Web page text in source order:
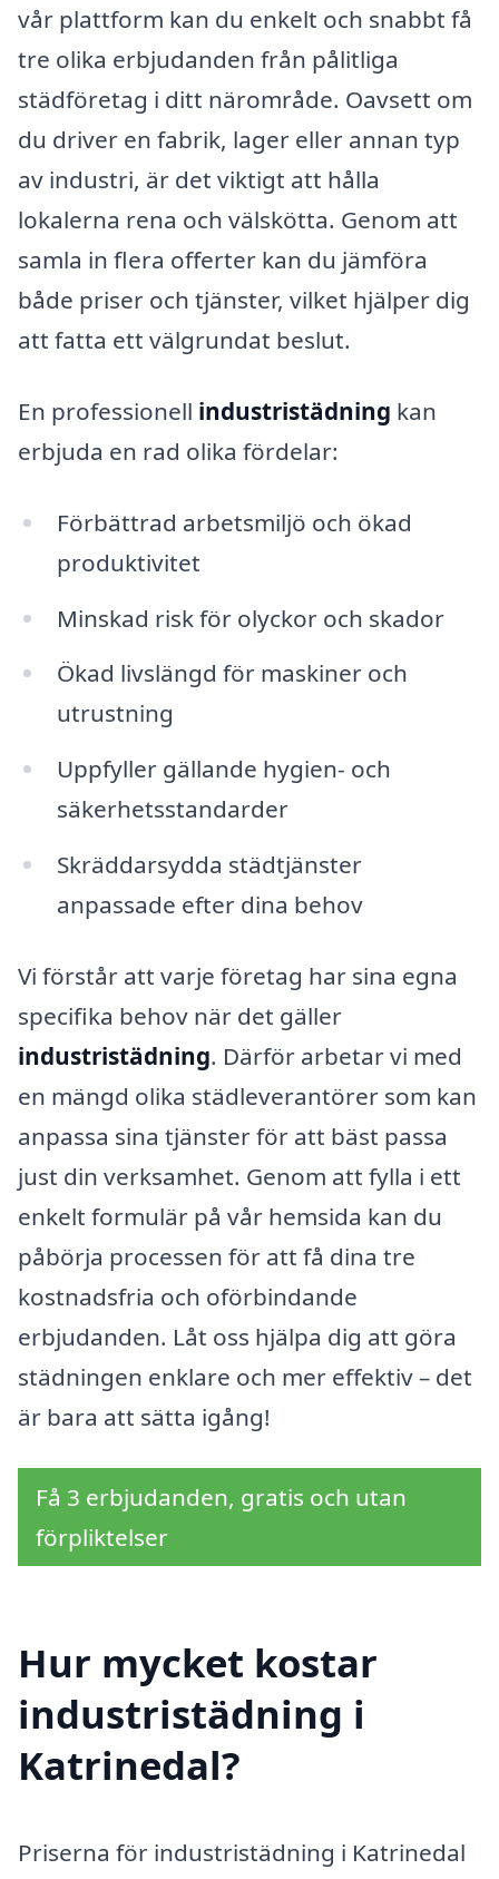
vår plattform kan du enkelt och snabbt få
tre olika erbjudanden från pålitliga
städföretag i ditt närområde. Oavsett om
du driver en fabrik, lager eller annan typ
av industri, är det viktigt att hålla
lokalerna rena och välskötta. Genom att
samla in flera offerter kan du jämföra
både priser och tjänster, vilket hjälper dig
att fatta ett välgrundat beslut.
En professionell industristädning kan
erbjuda en rad olika fördelar:
Förbättrad arbetsmiljö och ökad
produktivitet
Minskad risk för olyckor och skador
Ökad livslängd för maskiner och
utrustning
Uppfyller gällande hygien- och
säkerhetsstandarder
Skräddarsydda städtjänster
anpassade efter dina behov
Vi förstår att varje företag har sina egna
specifika behov när det gäller
industristädning. Därför arbetar vi med
en mängd olika städleverantörer som kan
anpassa sina tjänster för att bäst passa
just din verksamhet. Genom att fylla i ett
enkelt formulär på vår hemsida kan du
påbörja processen för att få dina tre
kostnadsfria och oförbindande
erbjudanden. Låt oss hjälpa dig att göra
städningen enklare och mer effektiv – det
är bara att sätta igång!
Få 3 erbjudanden, gratis och utan
förpliktelser
Hur mycket kostar
industristädning i
Katrinedal?
Priserna för industristädning i Katrinedal